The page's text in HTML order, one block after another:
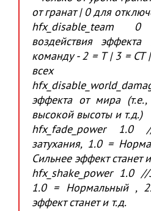
от гранат | 0 для
hfx_disable_team
воздействия
команду - 2 = T | 3 =
всех
эффекта от мира
высокой высоты и т.д.)
hfx_fade_power 1.0
затухания, 1.0 =
Сильнее эффект станет
hfx_shake_power 1.0
1.0 = Нормальный ,
эффект станет и т.д.